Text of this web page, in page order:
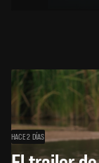
HACE 2 DÍAS